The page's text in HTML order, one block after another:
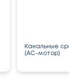
Канальные
(AC-мотор)